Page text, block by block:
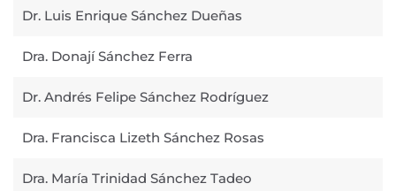
Dr. Luis Enrique Sánchez Dueñas
Dra. Donají Sánchez Ferra
Dr. Andrés Felipe Sánchez Rodríguez
Dra. Francisca Lizeth Sánchez Rosas
Dra. María Trinidad Sánchez Tadeo